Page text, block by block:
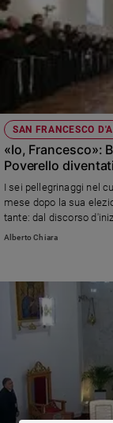
SAN FRANCESCO
«Io, Francesco»:
Poverello
I sei pellegrinaggi nel
mese dopo la sua
tante: dal discorso
del 3 ottobre 2020
Alberto Chiara